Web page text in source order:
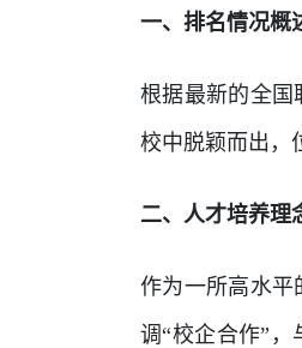
一、排名情况概
根据最新的全国
校中脱颖而出，
二、人才培养理
作为一所高水平
调“校企合作”